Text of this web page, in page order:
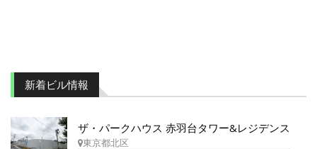
新着ビル情報
ザ・パークハウス 赤羽台タワー&レジデンス
東京都北区